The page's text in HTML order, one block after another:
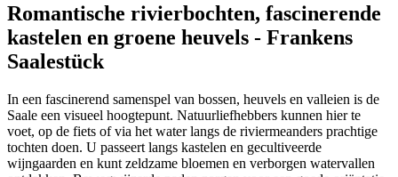
Romantische rivierbochten, fascinerende
kastelen en groene heuvels - Frankens
Saalestück
In een fascinerend samenspel van bossen, heuvels en valleien is de
Saale een visueel hoogtepunt. Natuurliefhebbers kunnen hier te
voet, op de fiets of via het water langs de riviermeanders prachtige
tochten doen. U passeert langs kastelen en gecultiveerde
wijngaarden en kunt zeldzame bloemen en verborgen watervallen